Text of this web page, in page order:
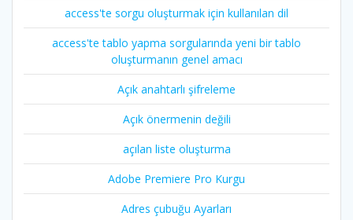
access'te sorgu oluşturmak için kullanılan dil
access'te tablo yapma sorgularında yeni bir tablo
oluşturmanın genel amacı
Açık anahtarlı şifreleme
Açık önermenin değili
açılan liste oluşturma
Adobe Premiere Pro Kurgu
Adres çubuğu Ayarları